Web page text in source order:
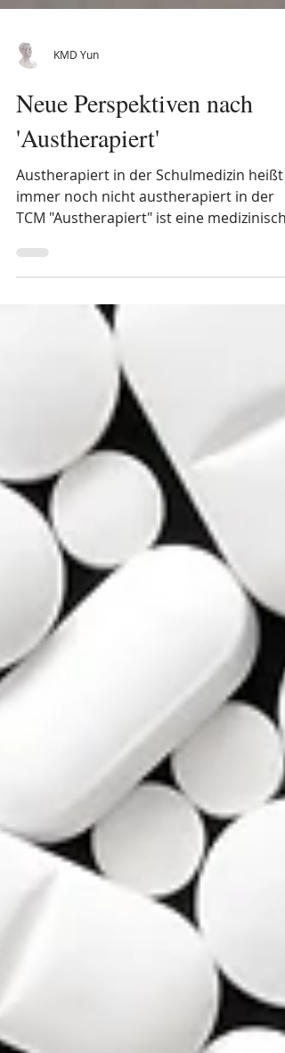
Neue Perspektiven nach
'Austherapiert'
Austherapiert in der Schulmedizin heißt
immer noch nicht austherapiert in der
TCM "Austherapiert" ist eine medizinische
Diagnose, die in...